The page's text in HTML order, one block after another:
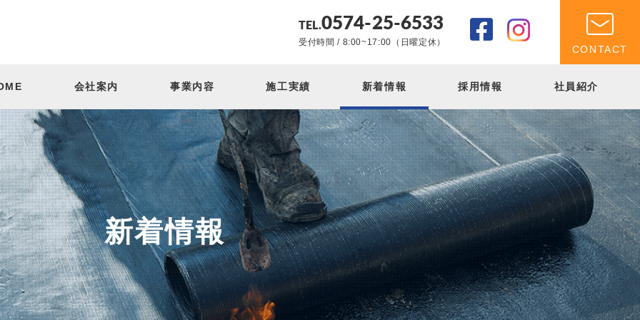
TEL.0574-25-6533
受付時間 / 8:00~17:00（日曜定休）
CONTACT
会社案内 事業内容 施工実績 新着情報 採用情報 社員紹介
新着情報